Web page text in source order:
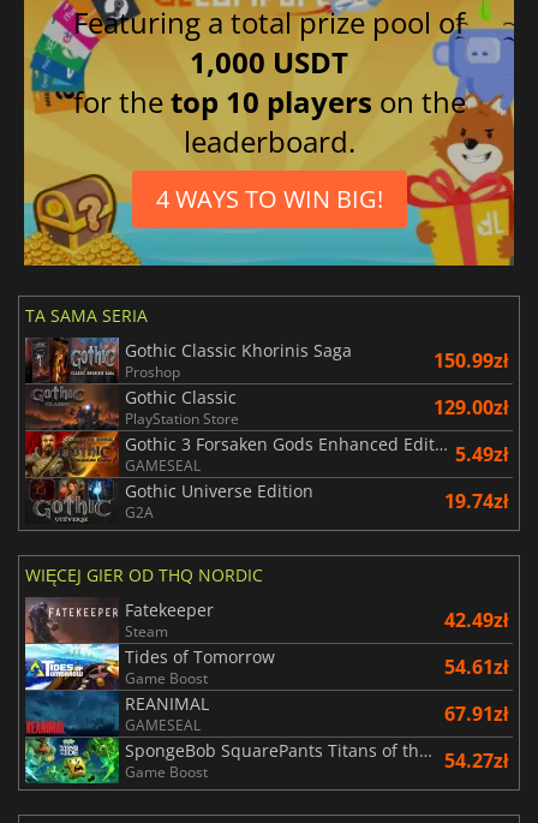
Featuring a total prize pool of
1,000 USDT
for thetop 10 players on the
leaderboard.
4 WAYS TO WIN BIG!
TA SAMA SERIA
Gothic Classic Khorinis Saga
Proshop 150.99zł
Gothic Classic
PlayStation Store 129.00zł
Gothic 3 Forsaken Gods Enhanced Edition
GAMESEAL 5.49zł
Gothic Universe Edition
G2A 19.74zł
WIĘCEJ GIER OD THQ NORDIC
Fatekeeper
Steam 42.49zł
Tides of Tomorrow
Game Boost 54.61zł
REANIMAL
GAMESEAL 67.91zł
SpongeBob SquarePants Titans of the Tide
Game Boost 54.27zł